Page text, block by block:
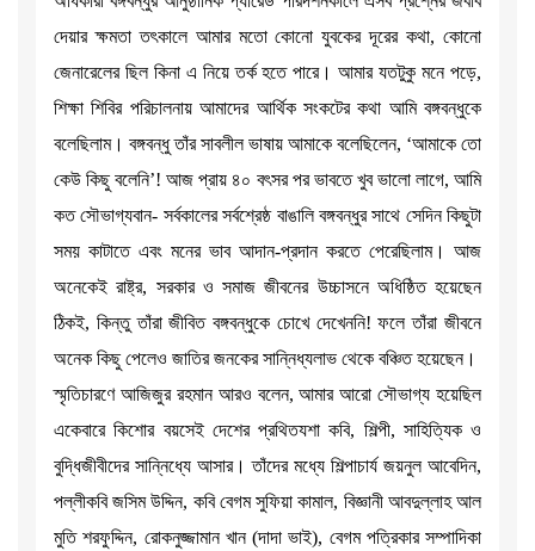
দেয়ার ক্ষমতা তৎকালে আমার মতো কোনো যুবকের দূরের কথা, কোনো
জেনারেলের ছিল কিনা এ নিয়ে তর্ক হতে পারে। আমার যতটুকু মনে পড়ে,
শিক্ষা শিবির পরিচালনায় আমাদের আর্থিক সংকটের কথা আমি বঙ্গবন্ধুকে
বলেছিলাম। বঙ্গবন্ধু তাঁর সাবলীল ভাষায় আমাকে বলেছিলেন, ‘আমাকে তো
কেউ কিছু বলেনি’! আজ প্রায় ৪০ বৎসর পর ভাবতে খুব ভালো লাগে, আমি
কত সৌভাগ্যবান- সর্বকালের সর্বশ্রেষ্ঠ বাঙালি বঙ্গবন্ধুর সাথে সেদিন কিছুটা
সময় কাটাতে এবং মনের ভাব আদান-প্রদান করতে পেরেছিলাম। আজ
অনেকেই রাষ্ট্র, সরকার ও সমাজ জীবনের উচ্চাসনে অধিষ্ঠিত হয়েছেন
ঠিকই, কিন্তু তাঁরা জীবিত বঙ্গবন্ধুকে চোখে দেখেননি! ফলে তাঁরা জীবনে
অনেক কিছু পেলেও জাতির জনকের সান্নিধ্যলাভ থেকে বঞ্চিত হয়েছেন।
স্মৃতিচারণে আজিজুর রহমান আরও বলেন, আমার আরো সৌভাগ্য হয়েছিল
একেবারে কিশোর বয়সেই দেশের প্রথিতযশা কবি, শিল্পী, সাহিত্যিক ও
বুদ্ধিজীবীদের সান্নিধ্যে আসার। তাঁদের মধ্যে শিল্পাচার্য জয়নুল আবেদিন,
পল্লীকবি জসিম উদ্দিন, কবি বেগম সুফিয়া কামাল, বিজ্ঞানী আবদুল্লাহ আল
মুতি শরফুদ্দিন, রোকনুজ্জামান খান (দাদা ভাই), বেগম পত্রিকার সম্পাদিকা